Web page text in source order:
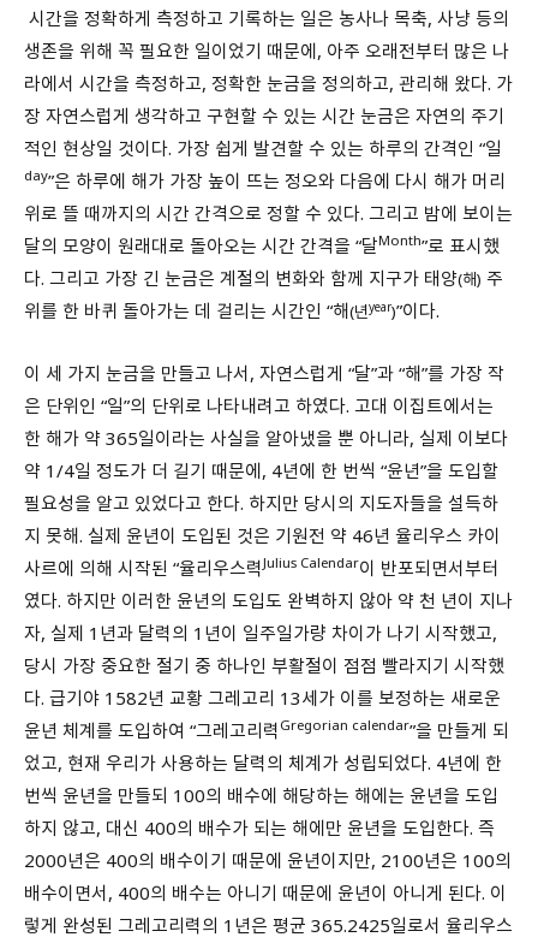
시간을 정확하게 측정하고 기록하는 일은 농사나 목축, 사냥 등의
생존을 위해 꼭 필요한 일이었기 때문에, 아주 오래전부터 많은 나
라에서 시간을 측정하고, 정확한 눈금을 정의하고, 관리해 왔다. 가
장 자연스럽게 생각하고 구현할 수 있는 시간 눈금은 자연의 주기
적인 현상일 것이다. 가장 쉽게 발견할 수 있는 하루의 간격인 “일
day”은 하루에 해가 가장 높이 뜨는 정오와 다음에 다시 해가 머리
위로 뜰 때까지의 시간 간격으로 정할 수 있다. 그리고 밤에 보이는
달의 모양이 원래대로 돌아오는 시간 간격을 “달Month”로 표시했
다. 그리고 가장 긴 눈금은 계절의 변화와 함께 지구가 태양(해) 주
위를 한 바퀴 돌아가는 데 걸리는 시간인 “해(년year)”이다.
이 세 가지 눈금을 만들고 나서, 자연스럽게 “달”과 “해”를 가장 작
은 단위인 “일”의 단위로 나타내려고 하였다. 고대 이집트에서는
한 해가 약 365일이라는 사실을 알아냈을 뿐 아니라, 실제 이보다
약 1/4일 정도가 더 길기 때문에, 4년에 한 번씩 “윤년”을 도입할
필요성을 알고 있었다고 한다. 하지만 당시의 지도자들을 설득하
지 못해. 실제 윤년이 도입된 것은 기원전 약 46년 율리우스 카이
사르에 의해 시작된 “율리우스력Julius Calendar이 반포되면서부터
였다. 하지만 이러한 윤년의 도입도 완벽하지 않아 약 천 년이 지나
자, 실제 1년과 달력의 1년이 일주일가량 차이가 나기 시작했고,
당시 가장 중요한 절기 중 하나인 부활절이 점점 빨라지기 시작했
다. 급기야 1582년 교황 그레고리 13세가 이를 보정하는 새로운
윤년 체계를 도입하여 “그레고리력 Gregorian calendar”을 만들게 되
었고, 현재 우리가 사용하는 달력의 체계가 성립되었다. 4년에 한
번씩 윤년을 만들되 100의 배수에 해당하는 해에는 윤년을 도입
하지 않고, 대신 400의 배수가 되는 해에만 윤년을 도입한다. 즉
2000년은 400의 배수이기 때문에 윤년이지만, 2100년은 100의
배수이면서, 400의 배수는 아니기 때문에 윤년이 아니게 된다. 이
렇게 완성된 그레고리력의 1년은 평균 365.2425일로서 율리우스